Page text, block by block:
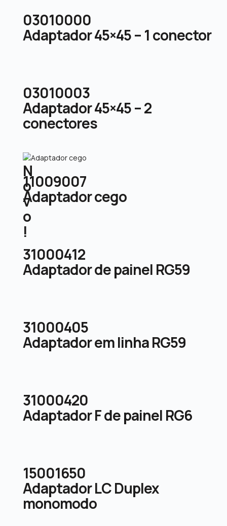
03010000
Adaptador 45×45 – 1 conector
03010003
Adaptador 45×45 – 2
conectores
N
o
v
o
!
11009007
Adaptador cego
31000412
Adaptador de painel RG59
31000405
Adaptador em linha RG59
31000420
Adaptador F de painel RG6
15001650
Adaptador LC Duplex
monomodo